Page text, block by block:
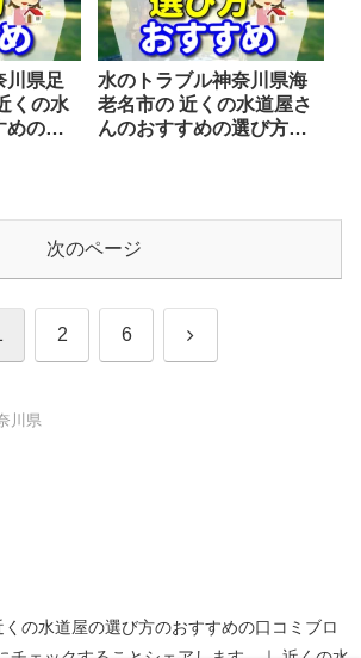
川県足
くの水
めの選
水のトラブル神奈川県海
老名市の 近くの水道屋さ
んのおすすめの選び方を
次のページ
2 6 次
川県
の水道屋の選び方のおすすめの口コミブロ